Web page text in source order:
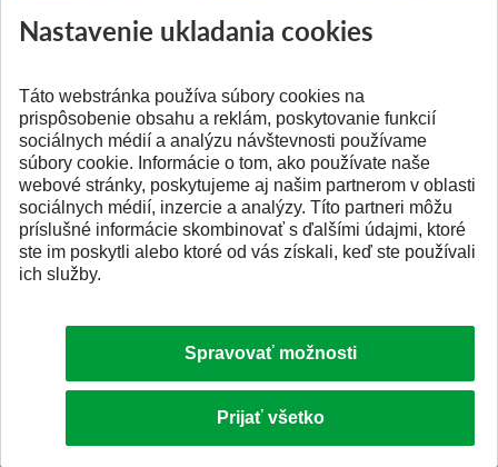
Pridané 14.07.2026 Pridané 03.07.2026
SPÄŤ NA VRCH
Nastavenie ukladania cookies
Táto webstránka používa súbory cookies na
prispôsobenie obsahu a reklám, poskytovanie funkcií
sociálnych médií a analýzu návštevnosti používame
súbory cookie. Informácie o tom, ako používate naše
webové stránky, poskytujeme aj našim partnerom v oblasti
sociálnych médií, inzercie a analýzy. Títo partneri môžu
príslušné informácie skombinovať s ďalšími údajmi, ktoré
ste im poskytli alebo ktoré od vás získali, keď ste používali
ich služby.
Spravovať možnosti
Prijať všetko